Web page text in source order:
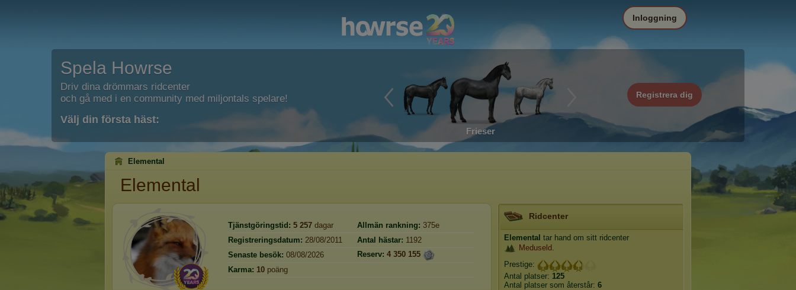
Spela Howrse
Driv dina drömmars ridcenter
och gå med i en community med miljontals spelare!
Välj din första häst:
Frieser
Registrera dig
Inloggning
Elemental
Elemental
Tjänstgöringstid: 5 257 dagar Allmän rankning: 375e
Registreringsdatum: 28/08/2011 Antal hästar: 1192
Senaste besök: 08/08/2026 Reserv: 4 350 155
Karma: 10 poäng
Ridcenter
Elemental tar hand om sitt ridcenter
Meduseld.
Prestige:
Antal platser: 125
Antal platser som återstår: 6